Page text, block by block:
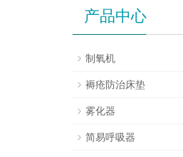
产品中心
制氧机
褥疮防治床垫
雾化器
简易呼吸器